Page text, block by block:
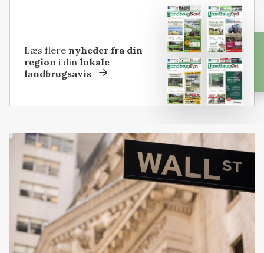
Læs flere nyheder fra din
region i dinlokale
landbrugsavis